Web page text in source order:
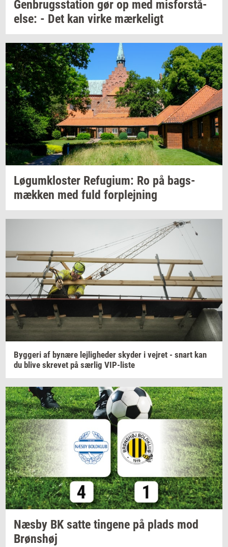
Gen­brugs­sta­tion gør op med mis­for­stå­
el­se: - Det kan virke mær­ke­ligt
Løgum­klo­ster Re­fu­gi­um: Ro på bags­
mæk­ken med fuld for­plej­ning
Byg­ge­ri af by­næ­re lej­lig­he­der sky­der i vej­ret - snart kan
du blive skre­vet på sær­lig VIP-​liste
Næsby BK satte tin­ge­ne på plads mod
Brøns­høj